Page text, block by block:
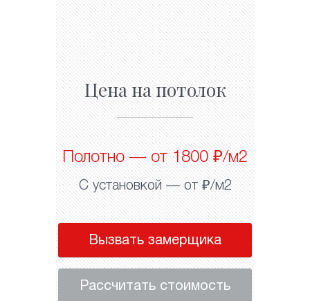
Цена на потолок
Полотно — от 1800 ₽/м2
С установкой — от ₽/м2
Вызвать замерщика
Рассчитать стоимость